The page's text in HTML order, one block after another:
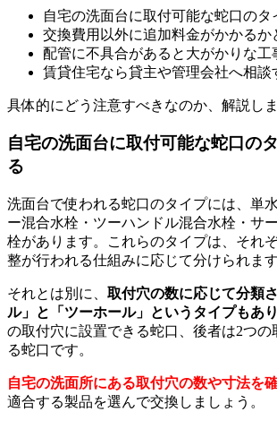
自宅の洗面台に取付可能な蛇口のタ
交換費用以外に追加料金がかかるか
配管に不具合があると大がかりな工
賃貸住宅なら貸主や管理会社へ相談
具体的にどう注意すべきなのか、解説しま
自宅の洗面台に取付可能な蛇口の
る
洗面台で使われる蛇口のタイプには、単
ー混合水栓・ツーハンドル混合水栓・サ
栓があります。これらのタイプは、それ
整が行われる仕組みに応じて分けられます
それとは別に、 取付穴の数に応じて分類
ル」と「ツーホール」というタイプもあり
の取付穴に設置できる蛇口、後者は2つの
る蛇口です。
自宅の洗面所にある取付穴の数や寸法を
適合する製品を選んで交換しましょう。